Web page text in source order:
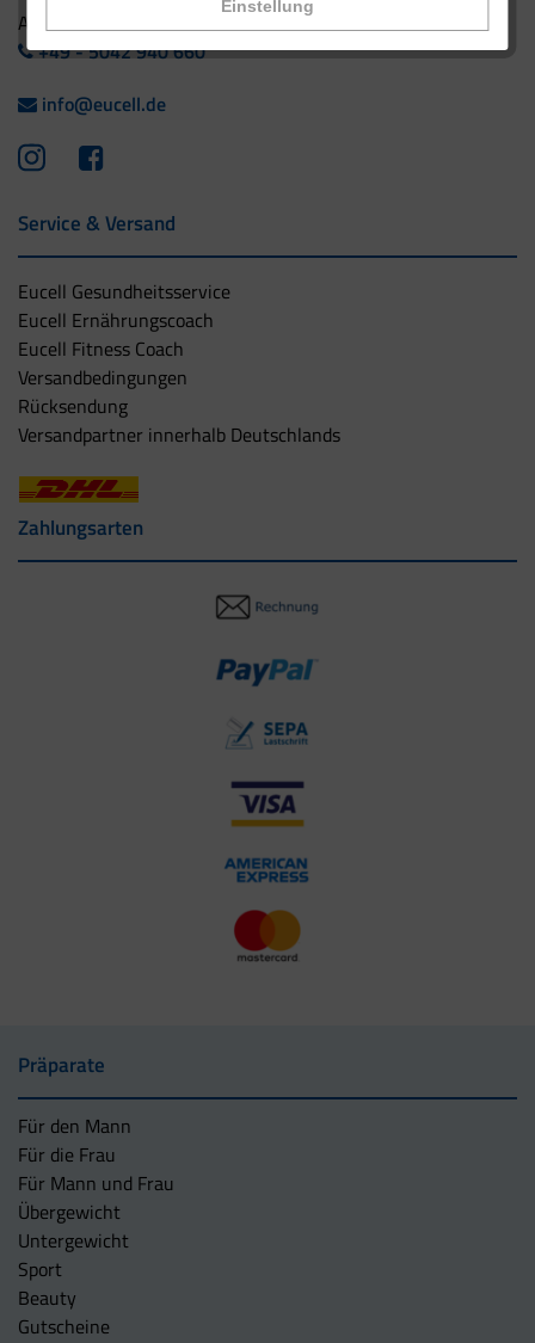
Einstellung
Ausland:
+49 - 5042 940 660
info@eucell.de
Service & Versand
Eucell Gesundheitsservice
Eucell Ernährungscoach
Eucell Fitness Coach
Versandbedingungen
Rücksendung
Versandpartner innerhalb Deutschlands
Zahlungsarten
Präparate
Für den Mann
Für die Frau
Für Mann und Frau
Übergewicht
Untergewicht
Sport
Beauty
Gutscheine